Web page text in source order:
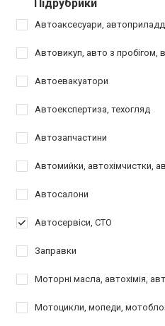
Підрубрики
Автоаксесуари,
Автовикуп, авто з пробігом,
Автоевакуатори
Автоекспертиза, техогляд
Автозапчастини
Автомийки, автохімчистки,
Автосалони
Автосервіси, СТО
Заправки
Моторні масла, автохімія,
Мотоцикли, мопеди,